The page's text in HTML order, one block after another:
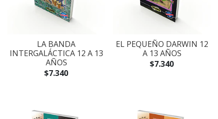
LA BANDA
INTERGALÁCTICA 12 A 13
AÑOS
$7.340
EL PEQUEÑO DARWIN 12
A 13 AÑOS
$7.340